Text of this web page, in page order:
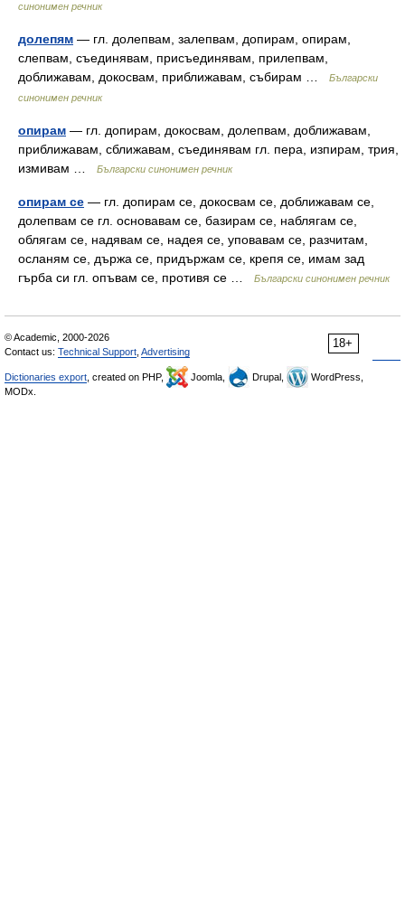
синонимен речник
долепям — гл. долепвам, залепвам, допирам, опирам,
слепвам, съединявам, присъединявам, прилепвам,
доближавам, докосвам, приближавам, събирам …
Български
синонимен речник
опирам — гл. допирам, докосвам, долепвам, доближавам,
приближавам, сближавам, съединявам гл. пера, изпирам, трия,
измивам …
Български синонимен речник
опирам се — гл. допирам се, докосвам се, доближавам се,
долепвам се гл. основавам се, базирам се, наблягам се,
облягам се, надявам се, надея се, уповавам се, разчитам,
осланям се, държа се, придържам се, крепя се, имам зад
гърба си гл. опъвам се, противя се …
Български синонимен речник
18+
© Academic, 2000-2026
Contact us: Technical Support Advertising
Dictionaries export , created on PHP, Joomla, Drupal,
WordPress,
MODx.